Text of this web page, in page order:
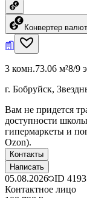
Конвертер валют
3 комн.73.06 м²8/9
г. Бобруйск,
Вам не придется
доступности
гипермаркеты и
Ozon).
Контакты
Написать
05.08.2026 ID
Контактное лицо